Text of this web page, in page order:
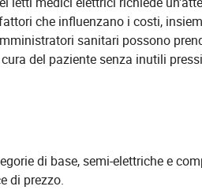
che influenzano i costi,
sanitari possono
del paziente senza inutili
di base, semi-elettriche e
di prezzo.